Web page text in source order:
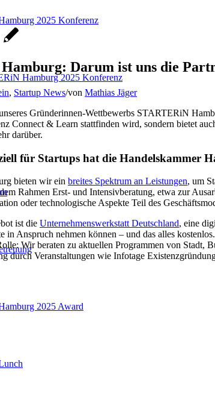
2025 Konferenz
Hamburg 2025 Konferenz
2025 Award
Darum ist uns die
, Startup News/von Mathias Jäger
Gründerinnen-Wettbewerbs STARTERiN
Connect & Learn stattfinden wird, sondern bietet
darüber.
für Startups hat die Handelskammer
bieten wir ein breites Spektrum an Leistungen, um
Rahmen Erst- und Intensivberatung, etwa zur
oder technologische Aspekte Teil des
ist die Unternehmenswerkstatt Deutschland, eine
in Anspruch nehmen können – und das alles
Wir beraten zu aktuellen Programmen von
durch Veranstaltungen wie Infotage